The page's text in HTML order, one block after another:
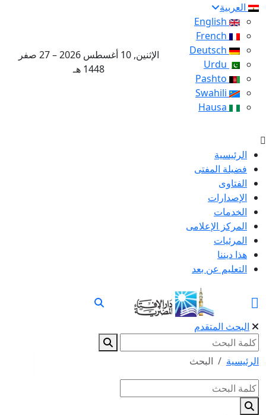
العربية
الإثنين, 10 أغسطس 2026 – 27 صفر
1448 هـ
الرئيسية
فضيلة المفتى
الفتاوى
الإصدارات
الخدمات
المركز الإعلامى
المرئيات
هذا ديننا
التعليم عن بعد
البحث المتقدم
الرئيسية البحث